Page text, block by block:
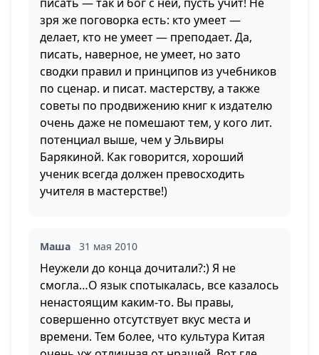
зря же поговорка есть: кто умеет —
делает, кто не умеет — преподает. Да,
писать, наверное, не умеет, но зато
сводки правил и принципов из учебников
по сценар. и писат. мастерству, а также
советы по продвижению книг к издателю
очень даже не помешают тем, у кого лит.
потенциал выше, чем у Эльвиры
Барякиной. Как говорится, хороший
ученик всегда должен превосходить
учителя в мастерстве!)
Маша 31 мая 2010
Неужели до конца дочитали?:) Я не
смогла…О язык спотыкалась, все казалось
ненастоящим каким-то. Вы правы,
совершенно отсутствует вкус места и
времени. Тем более, что культура Китая